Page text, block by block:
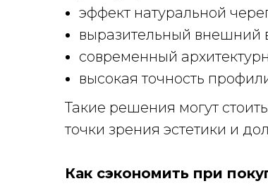
эффект натуральной
выразительный внешний
современный
высокая точность
Такие решения могут
точки зрения эстетики и
Как сэкономить при